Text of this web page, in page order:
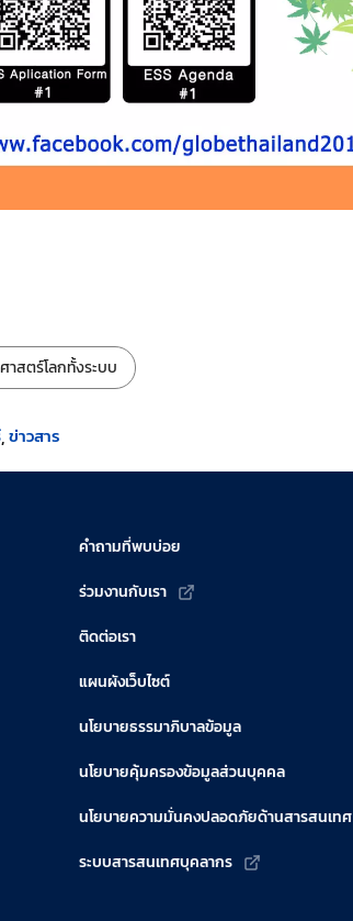
าสตร์โลกทั้งระบบ
ข่าวสาร
คำถามที่พบบ่อย
ร่วมงานกับเรา
ติดต่อเรา
แผนผังเว็บไซต์
นโยบายธรรมาภิบาลข้อมูล
นโยบายคุ้มครองข้อมูลส่วนบุคคล
นโยบายความมั่นคงปลอดภัยด้านสารสนเทศ
ระบบสารสนเทศบุคลากร